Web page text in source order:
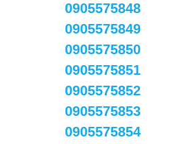
0905575848
0905575849
0905575850
0905575851
0905575852
0905575853
0905575854